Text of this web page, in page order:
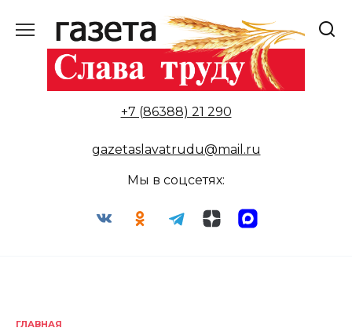
содержанию
+7 (86388) 21 290
gazetaslavatrudu@mail.ru
Мы в соцсетях:
ГЛАВНАЯ